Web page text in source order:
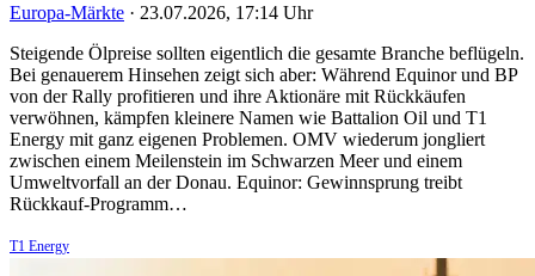
Europa-Märkte · 23.07.2026, 17:14 Uhr
Steigende Ölpreise sollten eigentlich die gesamte Branche beflügeln.
Bei genauerem Hinsehen zeigt sich aber: Während Equinor und BP
von der Rally profitieren und ihre Aktionäre mit Rückkäufen
verwöhnen, kämpfen kleinere Namen wie Battalion Oil und T1
Energy mit ganz eigenen Problemen. OMV wiederum jongliert
zwischen einem Meilenstein im Schwarzen Meer und einem
Umweltvorfall an der Donau. Equinor: Gewinnsprung treibt
Rückkauf-Programm…
T1 Energy